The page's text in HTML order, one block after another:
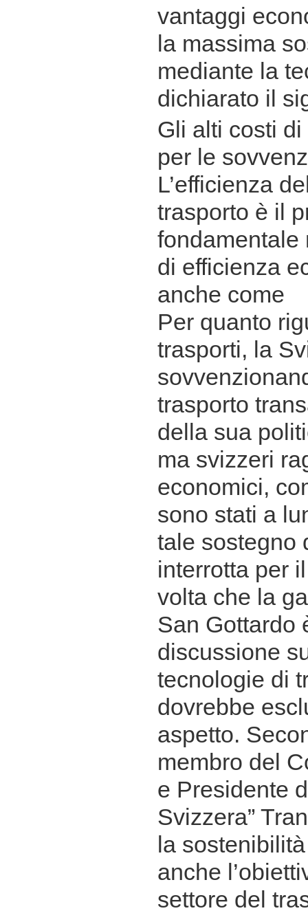
vantaggi
la massima
mediante la
dichiarato il
Gli alti costi
per le
L’efficienza
trasporto è il
fondamentale
di efficienza
anche come
Per quanto
trasporti, la
trasporto
della sua
ma svizzeri
economici,
sono stati a
tale sostegno
interrotta per
volta che la
San Gottardo
discussione
tecnologie di
dovrebbe
aspetto.
membro del
e Presidente
Svizzera”
la
anche
settore del